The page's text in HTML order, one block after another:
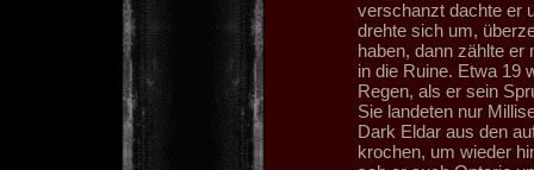
verschanzt dachte er
drehte sich um,
haben, dann zählte er
in die Ruine. Etwa 19
Regen, als er sein
Sie landeten nur
Dark Eldar aus den
krochen, um wieder